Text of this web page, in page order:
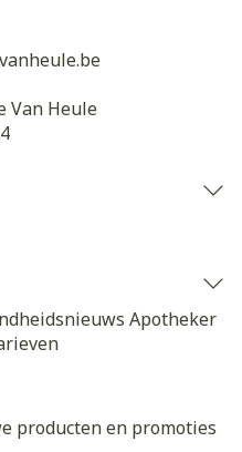
Van Heule
Apotheker
producten en promoties